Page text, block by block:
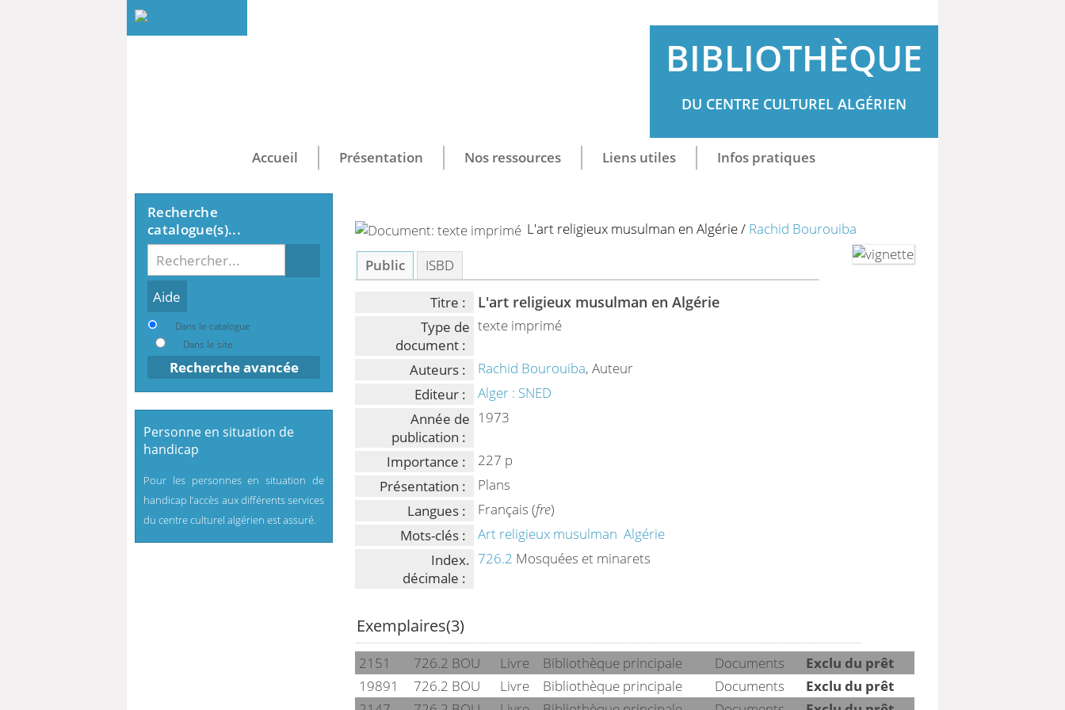
BIBLIOTHÈQUE
DU CENTRE CULTUREL ALGÉRIEN
Accueil Présentation Nos ressources Liens utiles Infos pratiques
L'art religieux musulman en Algérie/ Rachid Bourouiba
Public
ISBD
Titre : L'art religieux musulman en Algérie
Type de
document :
texte imprimé
Auteurs : Rachid Bourouiba, Auteur
Editeur :
Alger : SNED
Année de
publication :
1973
Importance :
227 p
Présentation :
Plans
Langues :
Français (fre)
Mots-clés :
Art religieux musulman Algérie
Index.
décimale :
726.2 Mosquées et minarets
Exemplaires(3)
2151 726.2 BOU Livre Bibliothèque principale Documents
Exclu du prêt
19891
726.2 BOU Livre Bibliothèque principale Documents
Exclu du prêt
Recherche
catalogue(s)...
Dans le catalogue
Dans le site
Recherche avancée
Personne en situation de
handicap
Pour les personnes en situation de
handicap l’accès aux différents services
du centre culturel algérien est assuré.